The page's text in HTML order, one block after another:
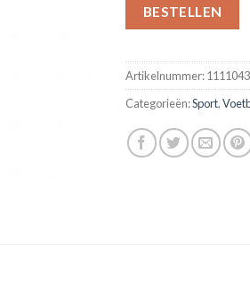
BESTELLEN
Artikelnummer:1111043
Categorieën:Sport,